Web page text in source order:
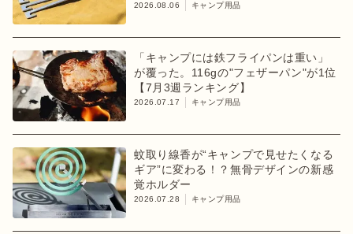
2026.08.06 キャンプ用品
「キャンプには鉄フライパンは重い」
が覆った。116gの"フェザーパン"が1位
【7月3週ランキング】
2026.07.17 キャンプ用品
蚊取り線香が“キャンプで見せたくなる
ギア”に変わる！？無骨デザインの新感
覚ホルダー
2026.07.28 キャンプ用品